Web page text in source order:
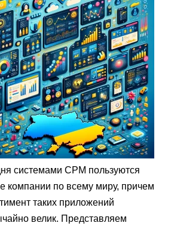
системами СРМ пользуются
компании по всему миру, причем
таких приложений
велик. Представляем